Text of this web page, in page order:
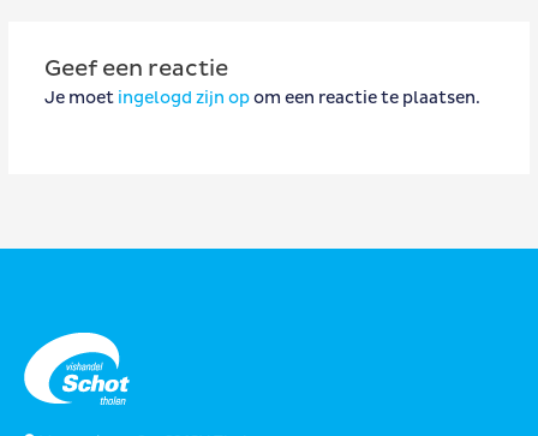
Geef een reactie
Je moet ingelogd zijn opom een reactie te plaatsen.